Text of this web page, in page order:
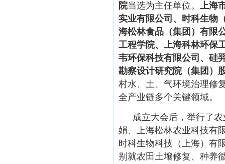
院当选为主任单位。 上海
实业有限公司、时科生物
海松林食品（集团）有限
工程学院、上海科林环保
韦环保科技有限公司、硅
勘察设计研究院（集团）
村水、土、气环境治理修
全产业链多个关键领域。
成立大会后，举行了
娟、上海松林农业科技有
时科生物科技（上海）有
别就农田土壤修复、种养